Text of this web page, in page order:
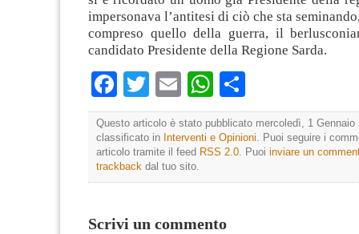
impersonava l’antitesi di ciò che sta
compreso quello della guerra, il
candidato Presidente della Regione Sarda.
Facebook
TwitterEmailWhatsApp
Questo articolo è stato pubblicato mercoledì, 1 Gennaio
classificato in Interventi e Opinioni. Puoi seguire i
articolo tramite il feed RSS 2.0. Puoi inviare un
trackback dal tuo sito.
Scrivi un commento